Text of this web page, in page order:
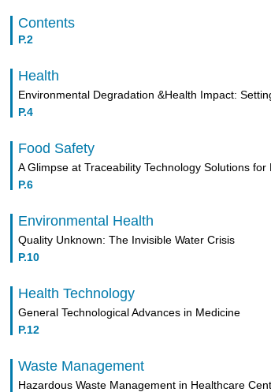
Contents
P.2
Health
Environmental Degradation &Health Impact:
P.4
Food Safety
A Glimpse at Traceability Technology Solutions for
P.6
Environmental Health
Quality Unknown: The Invisible Water Crisis
P.10
Health Technology
General Technological Advances in Medicine
P.12
Waste Management
Hazardous Waste Management in Healthcare